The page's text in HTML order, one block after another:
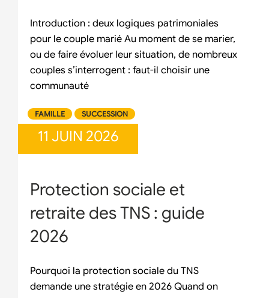
Introduction : deux logiques patrimoniales
pour le couple marié Au moment de se marier,
ou de faire évoluer leur situation, de nombreux
couples s’interrogent : faut-il choisir une
communauté
FAMILLE SUCCESSION
11 JUIN 2026
Protection sociale et
retraite des TNS : guide
2026
Pourquoi la protection sociale du TNS
demande une stratégie en 2026 Quand on